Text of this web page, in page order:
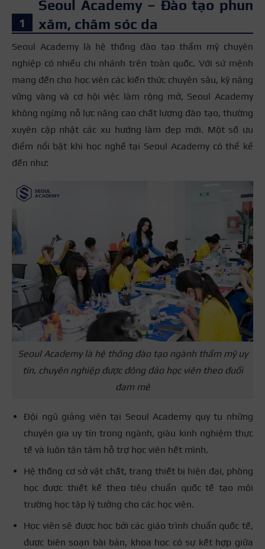
Seoul Academy – Đào tạo phun
xăm, chăm sóc da
Seoul Academy là hệ thống đào tạo thẩm mỹ chuyên
nghiệp có nhiều chi nhánh trên toàn quốc. Với sứ mệnh
mang đến cho học viên các kiến thức chuyên sâu, kỹ năng
vững vàng và cơ hội việc làm rộng mở, Seoul Academy
không ngừng nỗ lực nâng cao chất lượng đào tạo, thường
xuyên cập nhật các xu hướng làm đẹp mới. Một số ưu
điểm nổi bật khi học nghề tại Seoul Academy có thể kể
đến như:
Seoul Academy là hệ thống đào tạo ngành thẩm mỹ uy
tín, chuyên nghiệp được đông đảo học viên theo đuổi
đam mê
Đội ngũ giảng viên tại Seoul Academy quy tụ những
chuyên gia uy tín trong ngành, giàu kinh nghiệm thực
tế và luôn tận tâm hỗ trợ học viên hết mình.
Hệ thống cơ sở vật chất, trang thiết bị hiện đại, phòng
học được thiết kế theo tiêu chuẩn quốc tế tạo môi
trường học tập lý tưởng cho các học viên.
Học viên sẽ được học bởi các giáo trình chuẩn quốc tế,
được biên soạn bài bản, khoa học có sự kết hợp giữa